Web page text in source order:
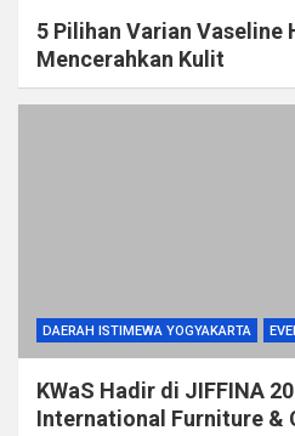
5 Pilihan Varian
Mencerahkan Kulit
DAERAH ISTIMEWA YOGYAKARTA
KWaS Hadir di JIFFINA
International Furniture &